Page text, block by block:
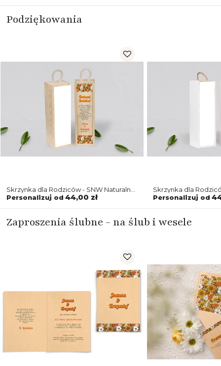
Podziękowania
Skrzynka dla Rodziców - SNW Naturalna
Retro Style Motyw 1
Personalizuj od 44,00 zł
Skrzynka dla
Retro Style Motyw 1
Personalizuj od
Zaproszenia ślubne - na ślub i wesele